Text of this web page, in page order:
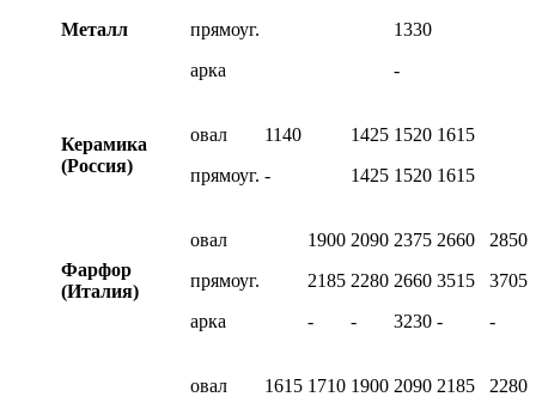
Металл
прямоуг.
арка
1330
-
Керамика
(Россия)
овал
прямоуг.
1140
-
1425
1425
1520
1520
1615
1615
Фарфор
(Италия)
овал
прямоуг.
арка
1900
2185
-
2090
2280
-
2375
2660
3230
2660
3515
-
2850
3705
-
овал
1615 1710 1900 2090 2185
2280